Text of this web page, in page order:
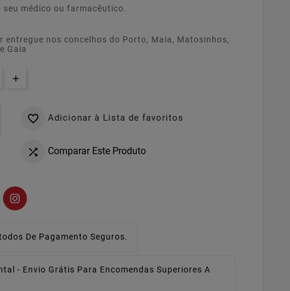
médico ou farmacêutico.
entregue nos concelhos do Porto, Maia, Matosinhos,
Gaia
 Adicionar à Lista de favoritos
 Comparar Este Produto
De Pagamento Seguros.
- Envio Grátis Para Encomendas Superiores A